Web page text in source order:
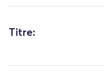
Titre: